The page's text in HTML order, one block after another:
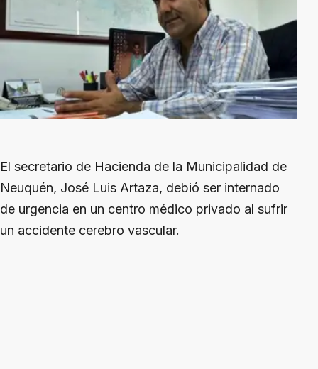
El secretario de Hacienda de la Municipalidad de
Neuquén, José Luis Artaza, debió ser internado
de urgencia en un centro médico privado al sufrir
un accidente cerebro vascular.